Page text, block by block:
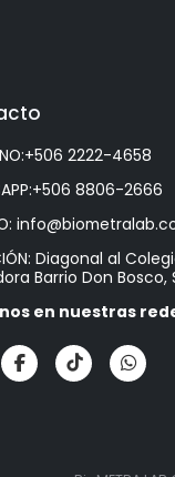
+506 2222-4658
+506 8806-2666
Diagonal al
Barrio Don Bosco,
en nuestras